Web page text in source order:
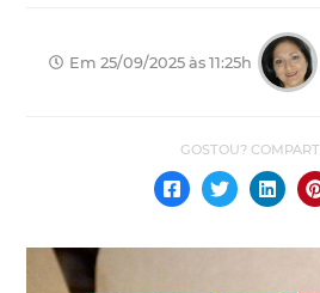
Em 25/09/2025 às 11:25h